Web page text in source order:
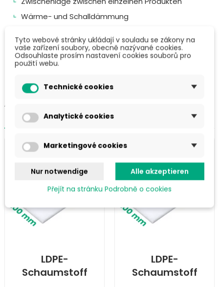
Wärme- und Schalldämmung
Gewächshäuser, Ställe und mehr...
ÄHNLICHE PRODUKTE IN DER
KATEGORIE
LDPE-
Schaumstoff
LDPE-
Schaumstoff
Tyto webové stránky ukládají v souladu se zákony na
vaše zařízení soubory, obecně nazývané cookies.
Odsouhlaste prosím nastavení cookies souborů pro
použití webu.
Technické cookies
Analytické cookies
Marketingové cookies
Nur notwendige
Alle akzeptieren
Přejít na stránku Podrobně o cookies